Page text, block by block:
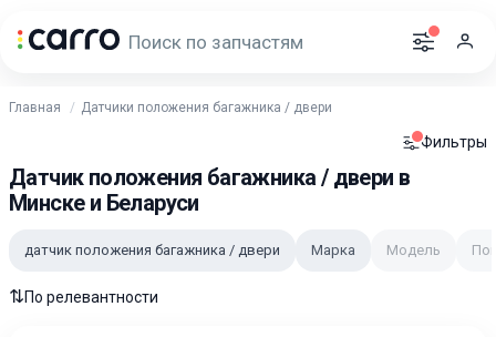
Главная Датчики положения багажника / двери
Фильтры
Датчик положения багажника / двери в
Минске и Беларуси
датчик положения багажника / двери Марка Модель
⇅По релевантности